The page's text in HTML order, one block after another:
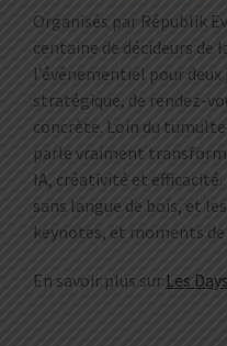
Organisés par Républik
centaine de décideurs de
l’événementiel pour
stratégique, de rendez-
concrète. Loin du
parle vraiment
IA, créativité et
sans langue de bois, et
keynotes, et moments
En savoir plus sur Les